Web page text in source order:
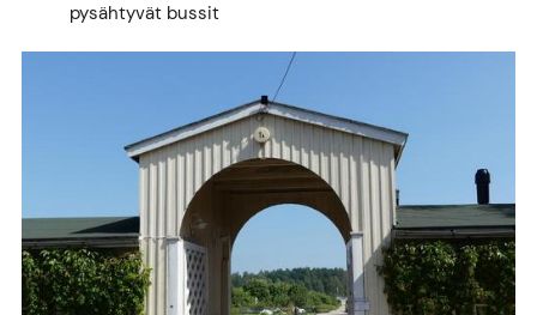
pysähtyvät bussit